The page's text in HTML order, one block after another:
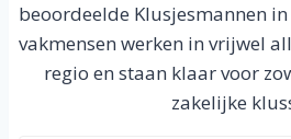
beoordeelde Klusjesmannen
vakmensen werken in vrijwel
regio en staan klaar voor
zakelijke